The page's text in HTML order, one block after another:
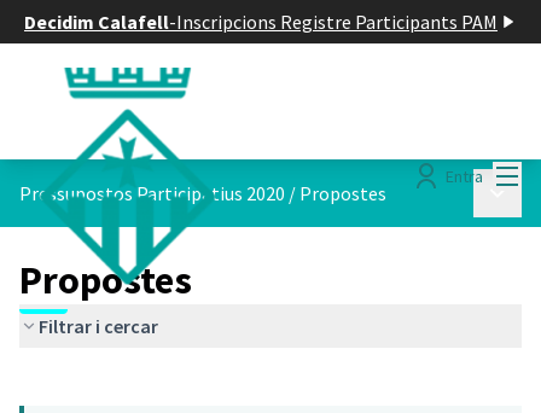
Decidim Calafell-Inscripcions Registre Participants PAM
Entra
Pressupostos Participatius 2020 / Propostes
Propostes
Filtrar i cercar